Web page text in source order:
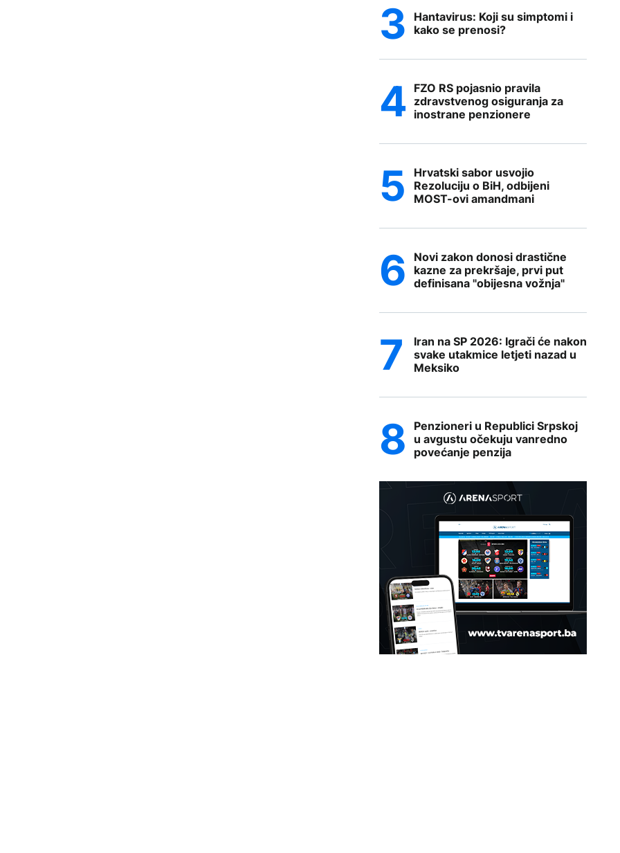
Hantavirus: Koji su simptomi i
kako se prenosi?
FZO RS pojasnio pravila
zdravstvenog osiguranja za
inostrane penzionere
Hrvatski sabor usvojio
Rezoluciju o BiH, odbijeni
MOST-ovi amandmani
Novi zakon donosi drastične
kazne za prekršaje, prvi put
definisana "obijesna vožnja"
Iran na SP 2026: Igrači će nakon
svake utakmice letjeti nazad u
Meksiko
Penzioneri u Republici Srpskoj
u avgustu očekuju vanredno
povećanje penzija